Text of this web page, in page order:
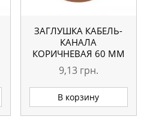
ЗАГЛУШКА КАБЕЛЬ-
КАНАЛА
КОРИЧНЕВАЯ 60 ММ
9,13 грн.
В корзину